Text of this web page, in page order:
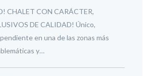
CHALET CON CARÁCTER,
DE CALIDAD! Único,
en una de las zonas más
y…